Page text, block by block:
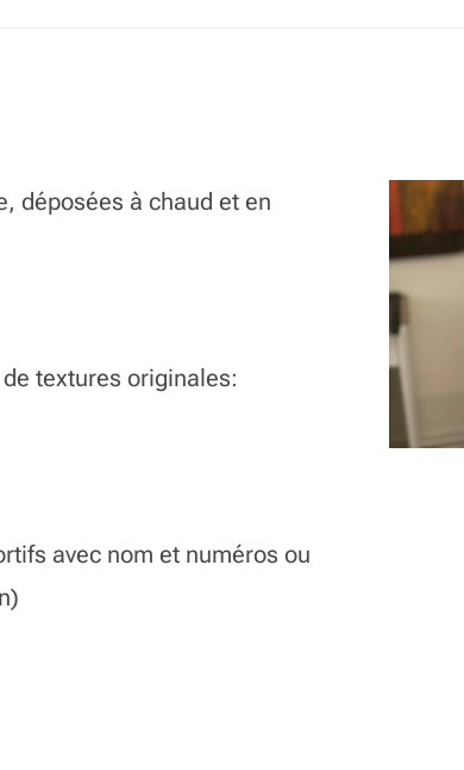
déposées à chaud et en
textures originales:
avec nom et numéros ou